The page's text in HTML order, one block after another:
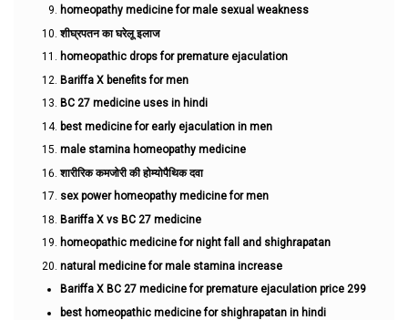
homeopathy medicine for male sexual weakness
शीघ्रपतन का घरेलू इलाज
homeopathic drops for premature ejaculation
Bariffa X benefits for men
BC 27 medicine uses in hindi
best medicine for early ejaculation in men
male stamina homeopathy medicine
शारीरिक कमजोरी की होम्योपैथिक दवा
sex power homeopathy medicine for men
Bariffa X vs BC 27 medicine
homeopathic medicine for night fall and shighrapatan
natural medicine for male stamina increase
Bariffa X BC 27 medicine for premature ejaculation price 299
best homeopathic medicine for shighrapatan in hindi